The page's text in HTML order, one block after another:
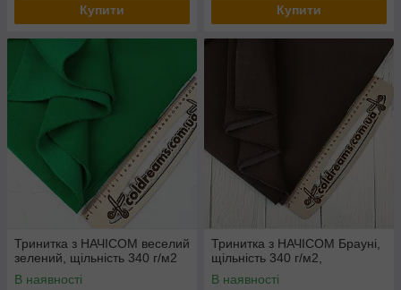
Купити Купити
Тринитка з НАЧІСОМ веселий
зелений, щільність 340 г/м2
В наявності
Тринитка з НАЧІСОМ Брауні,
щільність 340 г/м2,
В наявності